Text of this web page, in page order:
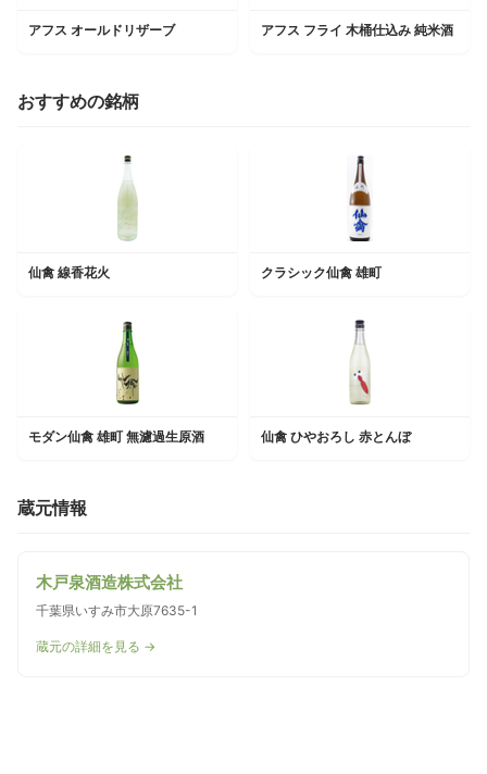
アフス オールドリザーブ アフス フライ 木桶仕込み 純米酒
おすすめの銘柄
仙禽 線香花火 クラシック仙禽 雄町
モダン仙禽 雄町 無濾過生原酒 仙禽 ひやおろし 赤とんぼ
蔵元情報
木戸泉酒造株式会社
千葉県いすみ市大原7635-1
蔵元の詳細を見る →